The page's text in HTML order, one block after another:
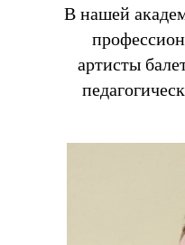
В нашей
артисты